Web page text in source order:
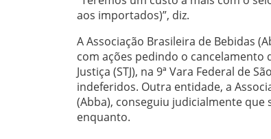
aos importados)”, diz.
A Associação Brasileira de Bebidas
com ações pedindo o
Justiça (STJ), na 9ª Vara Federal de
indeferidos. Outra entidade, a
(Abba), conseguiu judicialmente
enquanto.